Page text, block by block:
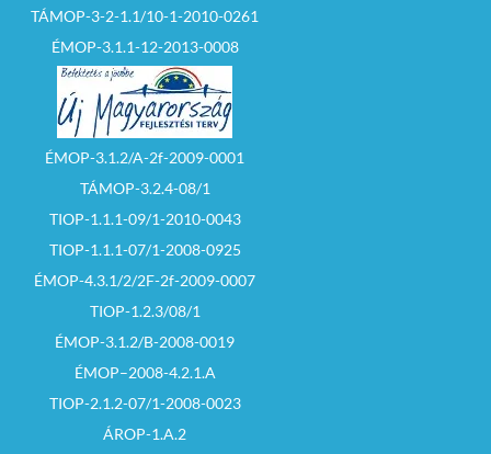
TÁMOP-3-2-1.1/10-1-2010-0261
ÉMOP-3.1.1-12-2013-0008
ÉMOP-3.1.2/A-2f-2009-0001
TÁMOP-3.2.4-08/1
TIOP-1.1.1-09/1-2010-0043
TIOP-1.1.1-07/1-2008-0925
ÉMOP-4.3.1/2/2F-2f-2009-0007
TIOP-1.2.3/08/1
ÉMOP-3.1.2/B-2008-0019
ÉMOP–2008-4.2.1.A
TIOP-2.1.2-07/1-2008-0023
ÁROP-1.A.2